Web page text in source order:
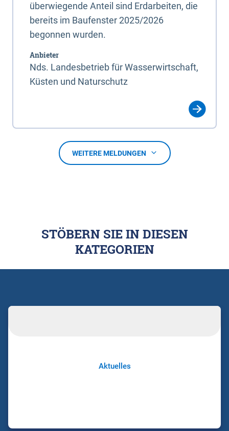
überwiegende Anteil sind Erdarbeiten, die
bereits im Baufenster 2025/2026
begonnen wurden.
Anbieter
Nds. Landesbetrieb für Wasserwirtschaft,
Küsten und Naturschutz
WEITERE MELDUNGEN
STÖBERN SIE IN DIESEN
KATEGORIEN
Aktuelles